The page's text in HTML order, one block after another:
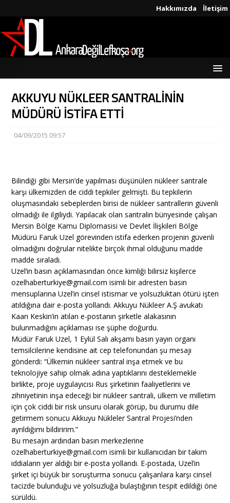
Hakkımızda İletişim
AKKUYU NÜKLEER SANTRALİNİN
MÜDÜRÜ İSTİFA ETTİ
04/09/2015 09:57
Bilindiği gibi Mersin’de yapılması düşünülen nükleer santrale
karşı ülkemizden de ciddi tepkiler gelmişti. Bu tepkilerin
oluşmasındaki sebeplerden birisi de nükleer santrallerin güvenli
olmadığı ile ilgiliydi. Yapılacak olan santralin bünyesinde çalışan
Mersin Bölge Kamu Diplomasisi ve Devlet İlişkileri Bölge
Müdürü Faruk Uzel görevinden istifa ederken projenin güvenli
olmadığını doğrular nitelikte birçok ihmal olduğunu madde
madde sıraladı.
Uzel’in basın açıklamasından önce kimliği bilirsiz kişilerce
ozelhaberturkiye@gmail.com isimli bir adresten basın
mensuplarına Uzel’in cinsel istismar ve yolsuzluktan ötürü işten
atıldığına dair e-posta yollandı. Akkuyu Nükleer A.Ş avukatı
Kaan Keskin’in atılan e-postanın şirketle alakasının
bulunmadığını açıklaması ise şüphe doğurdu.
Müdür Faruk Uzel, 1 Eylül Salı akşamı basın yayın organı
temsilcilerine kendisine ait cep telefonundan şu mesajı
gönderdi: “Ülkemin nükleer santral inşa etmek ve bu
teknolojiye sahip olmak adına yaptıklarını desteklemekle
birlikte, proje uygulayıcısı Rus şirketinin faaliyetlerini ve
zihniyetinin inşa edeceği bir nükleer santrali, ülkem ve milletim
için çok ciddi bir risk unsuru olarak görüp, bu durumu dile
getirmem sonucu Akkuyu Nükleler Santral Projesi’nden
ayrıldığımı bildiririm.”
Bu mesajın ardından basın merkezlerine
ozelhaberturkiye@gmail.com isimli bir kullanıcıdan bir takım
iddiaların yer aldığı bir e-posta yollandı. E-postada, Uzel’in
şirket içi büyük bir soruşturma sonucu çalışanlara karşı cinsel
tacizde bulunduğu ve yolsuzluğa bulaştığının tespit edildiği öne
sürüldü.